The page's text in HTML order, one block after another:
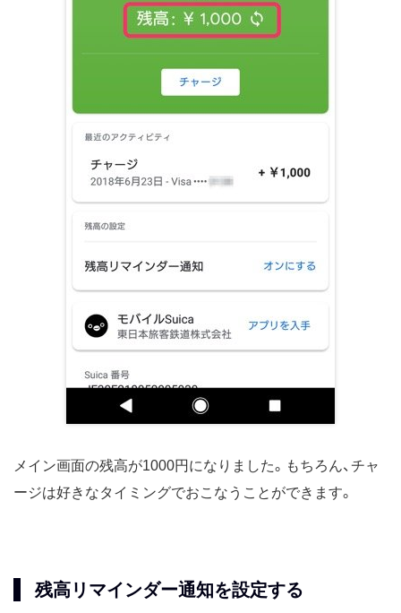
メイン画面の残高が1000円になりました。もちろん、チャ
ージは好きなタイミングでおこなうことができます。
残高リマインダー通知を設定する